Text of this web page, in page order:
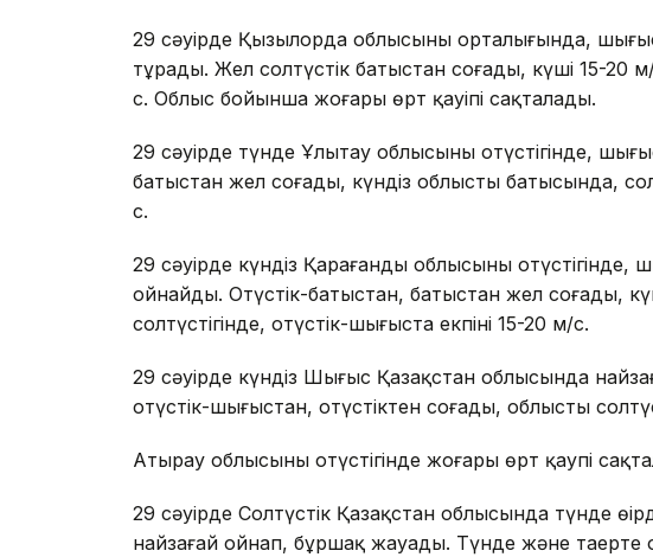
29 сәуірде Қызылорда облысының орталығында,
тұрады. Жел солтүстік батыстан соғады, күші 15-20
с. Облыс бойынша жоғары өрт қауіпі сақталады.
29 сәуірде түнде Ұлытау облысының оңтүстігінде,
батыстан жел соғады, күндіз облыстың батысында,
с.
29 сәуірде күндіз Қарағанды облысының
ойнайды. Оңтүстік-батыстан, батыстан жел соғады,
солтүстігінде, оңтүстік-шығыста екпіні 15-20 м/с.
29 сәуірде күндіз Шығыс Қазақстан облысында
оңтүстік-шығыстан, оңтүстіктен соғады, облыстың
Атырау облысының оңтүстігінде жоғары өрт қаупі
29 сәуірде Солтүстік Қазақстан облысында түнде
найзағай ойнап, бұршақ жауады. Түнде және таңертең